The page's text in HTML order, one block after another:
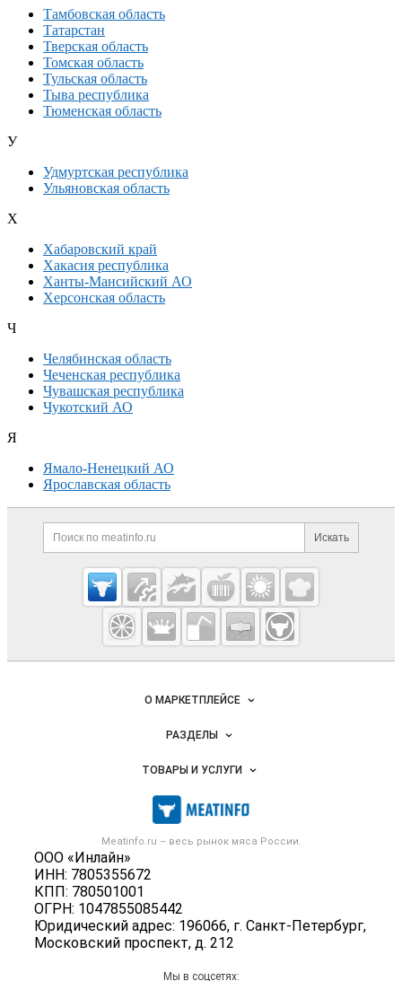
Тамбовская область
Татарстан
Тверская область
Томская область
Тульская область
Тыва республика
Тюменская область
У
Удмуртская республика
Ульяновская область
Х
Хабаровский край
Хакасия республика
Ханты-Мансийский АО
Херсонская область
Ч
Челябинская область
Чеченская республика
Чувашская республика
Чукотский АО
Я
Ямало-Ненецкий АО
Ярославская область
Дополнительная информация
Поиск по сайту и
Искать
Cсылки на полезные проекты
Meatinfo.ru —
мясо и
мясопродукты
Важные разделы и контакты
Meatinfo.ru – весь рынок мяса России.
ООО «Инлайн»
ИНН: 7805355672
КПП: 780501001
ОГРН: 1047855085442
Юридический адрес: 196066, г. Санкт-Петербург,
Московский проспект, д. 212
Навигация по сайтуО МАРКЕТПЛЕЙСЕ
Новости Meatinfo.ru
Размещение рекламы
Публичная оферта
Контактная информация
Политика обработки персональных данных
РАЗДЕЛЫ
Объявления
Новости рынка
Мониторинг
Вакансии
ТОВАРЫ И УСЛУГИ
Мясо, мясопродукты
Скот в живом весе
Колбасы, сосиски, деликатесы
Мясные полуфабрикаты
Мясные снеки
Яйца
Мы в соцсетях: